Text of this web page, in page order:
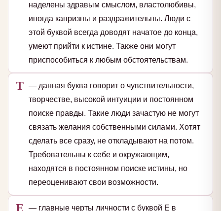
наделены здравым смыслом, властолюбивы,
иногда капризны и раздражительны. Люди с
этой буквой всегда доводят начатое до конца,
умеют прийти к истине. Также они могут
приспособиться к любым обстоятельствам.
Т — данная буква говорит о чувствительности,
творчестве, высокой интуиции и постоянном
поиске правды. Такие люди зачастую не могут
связать желания собственными силами. Хотят
сделать все сразу, не откладывают на потом.
Требовательны к себе и окружающим,
находятся в постоянном поиске истины, но
переоценивают свои возможности.
Е
— главные черты личности с буквой Е в